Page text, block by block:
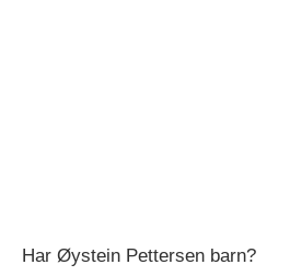
Har Øystein Pettersen barn?